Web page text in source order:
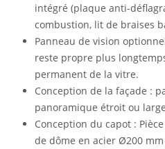
intégré (plaque anti-
combustion, lit de braises
Panneau de vision
reste propre plus
permanent de la vitre.
Conception de la façade :
panoramique étroit ou large
Conception du capot :
de dôme en acier Ø200